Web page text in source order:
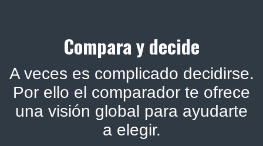
Compara y decide
A veces es complicado decidirse.
Por ello el comparador te ofrece
una visión global para ayudarte
a elegir.